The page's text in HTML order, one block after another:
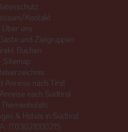
Kontakt
Über uns
und Zielgruppen
Buchen
Sitemap
Anreise nach Tirol
nach Südtirol
& Hotels in Südtirol
IT03021000215